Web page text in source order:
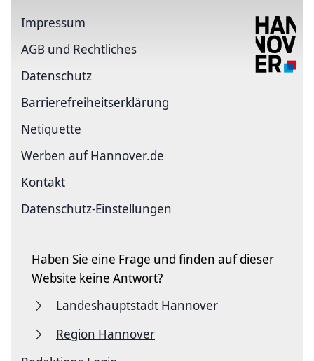
Impressum
AGB und Rechtliches
Datenschutz
Barriere­freiheits­erklärung
Netiquette
Werben auf Hannover.de
Kontakt
Datenschutz-Einstellungen
Haben Sie eine Frage und finden auf dieser
Website keine Antwort?
Landeshauptstadt Hannover
Region Hannover